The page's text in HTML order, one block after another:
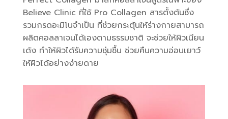
Believe Clinic ที่ใช้ Pro Collagen สารตั้งต้นซึ่ง
รวมกรดอะมิโนจำเป็น ที่ช่วยกระตุ้นให้ร่างกายสามารถ
ผลิตคอลลาเจนได้เองตามธรรมชาติ จะช่วยให้ผิวเนียน
เด้ง ทำให้ผิวได้รับความชุ่มชื้น ช่วยคืนความอ่อนเยาว์
ให้ผิวได้อย่างง่ายดาย